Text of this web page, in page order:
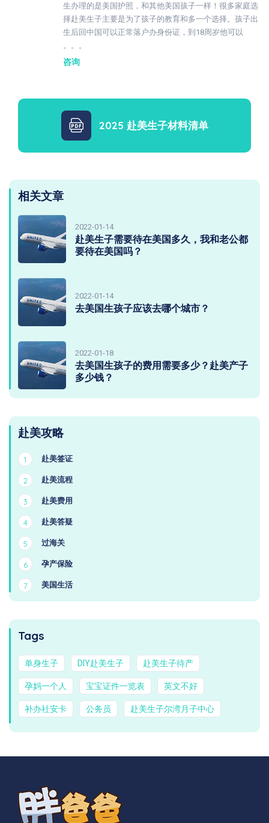
生办理的是美国护照，和其他美国孩子一样！很多家庭选
择赴美生子主要是为了孩子的教育和多一个选择。孩子出
生后回中国可以正常落户办身份证，到18周岁他可以
。。。
咨询
2025 赴美生子材料清单
相关文章
2022-01-14
赴美生子需要待在美国多久，我和老公都
要待在美国吗？
2022-01-14
去美国生孩子应该去哪个城市？
2022-01-18
去美国生孩子的费用需要多少？赴美产子
多少钱？
赴美攻略
1 赴美签证
2 赴美流程
3 赴美费用
4 赴美答疑
5 过海关
6 孕产保险
7 美国生活
Tags
单身生子 DIY赴美生子 赴美生子待产
孕妈一个人 宝宝证件一览表 英文不好
补办社安卡 公务员 赴美生子尔湾月子中心